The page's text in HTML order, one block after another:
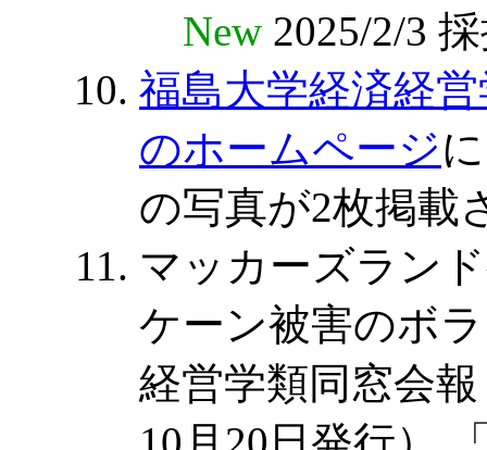
New 2025/2/3
福島大学経済経
のホームページ
の写真が2枚掲載
マッカーズラン
ケーン被害のボ
経営学類同窓会